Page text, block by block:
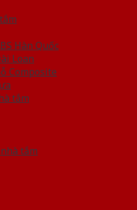
Hàn Quốc
Loan
Composite
tắm
nhà tắm